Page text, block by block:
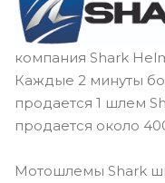
компания Shark
Каждые 2 минуты
продается 1 шлем
продается около
Мотошлемы Shark